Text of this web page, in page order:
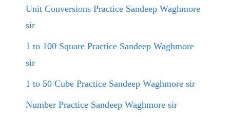
Unit Conversions Practice Sandeep Waghmore
sir
1 to 100 Square Practice Sandeep Waghmore
sir
1 to 50 Cube Practice Sandeep Waghmore sir
Number Practice Sandeep Waghmore sir